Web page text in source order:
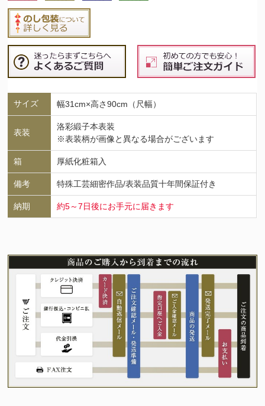
サイズ 幅31cm×高さ90cm（尺幅）
表装
洛彩緞子本表装
※表装柄が画像と異なる場合がございます
箱 厚紙化粧箱入
備考 特殊工芸細密作品/表装品質十年間保証付き
納期 約5～7日後にお手元に届きます